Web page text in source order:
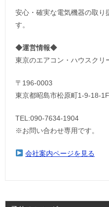
安心・確実な電気機器の取り
す。
◆運営情報◆
東京のエアコン・ハウスクリ
〒196-0003
東京都昭島市松原町1-9‐18‐1F
TEL:090-7634-1904
※お問い合わせ専用です。
会社案内ページを見る